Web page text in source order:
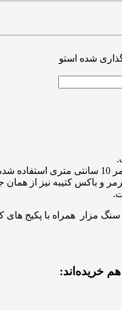
شده استو
و باکس کتیبه نیز از
خریده‌اند: